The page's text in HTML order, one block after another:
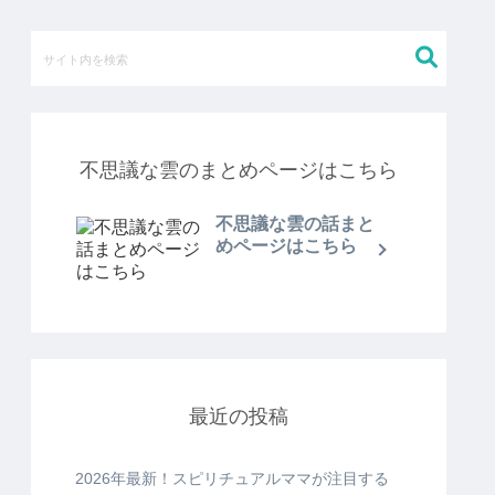
不思議な雲のまとめページはこちら
不思議な雲の話まと
めページはこちら
最近の投稿
2026年最新！スピリチュアルママが注目する